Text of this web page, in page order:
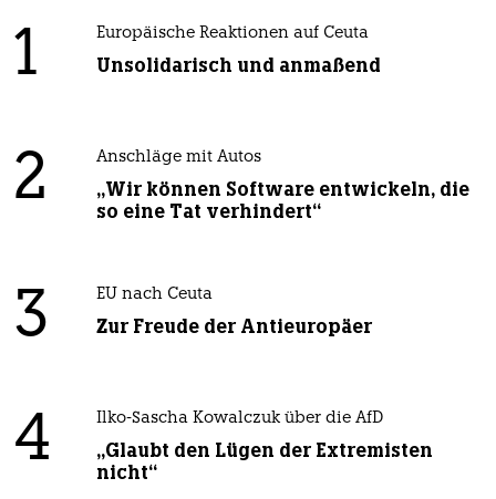
1 Europäische Reaktionen auf Ceuta
Unsolidarisch und anmaßend
2 Anschläge mit Autos
„Wir können Software entwickeln, die
so eine Tat verhindert“
3 EU nach Ceuta
Zur Freude der Antieuropäer
4 Ilko-Sascha Kowalczuk über die AfD
„Glaubt den Lügen der Extremisten
nicht“